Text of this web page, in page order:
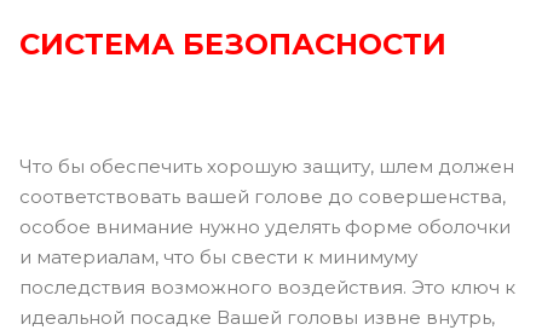
СИСТЕМА БЕЗОПАСНОСТИ
Что бы обеспечить хорошую защиту, шлем должен
соответствовать вашей голове до совершенства,
особое внимание нужно уделять форме оболочки
и материалам, что бы свести к минимуму
последствия возможного воздействия. Это ключ к
идеальной посадке Вашей головы извне внутрь,